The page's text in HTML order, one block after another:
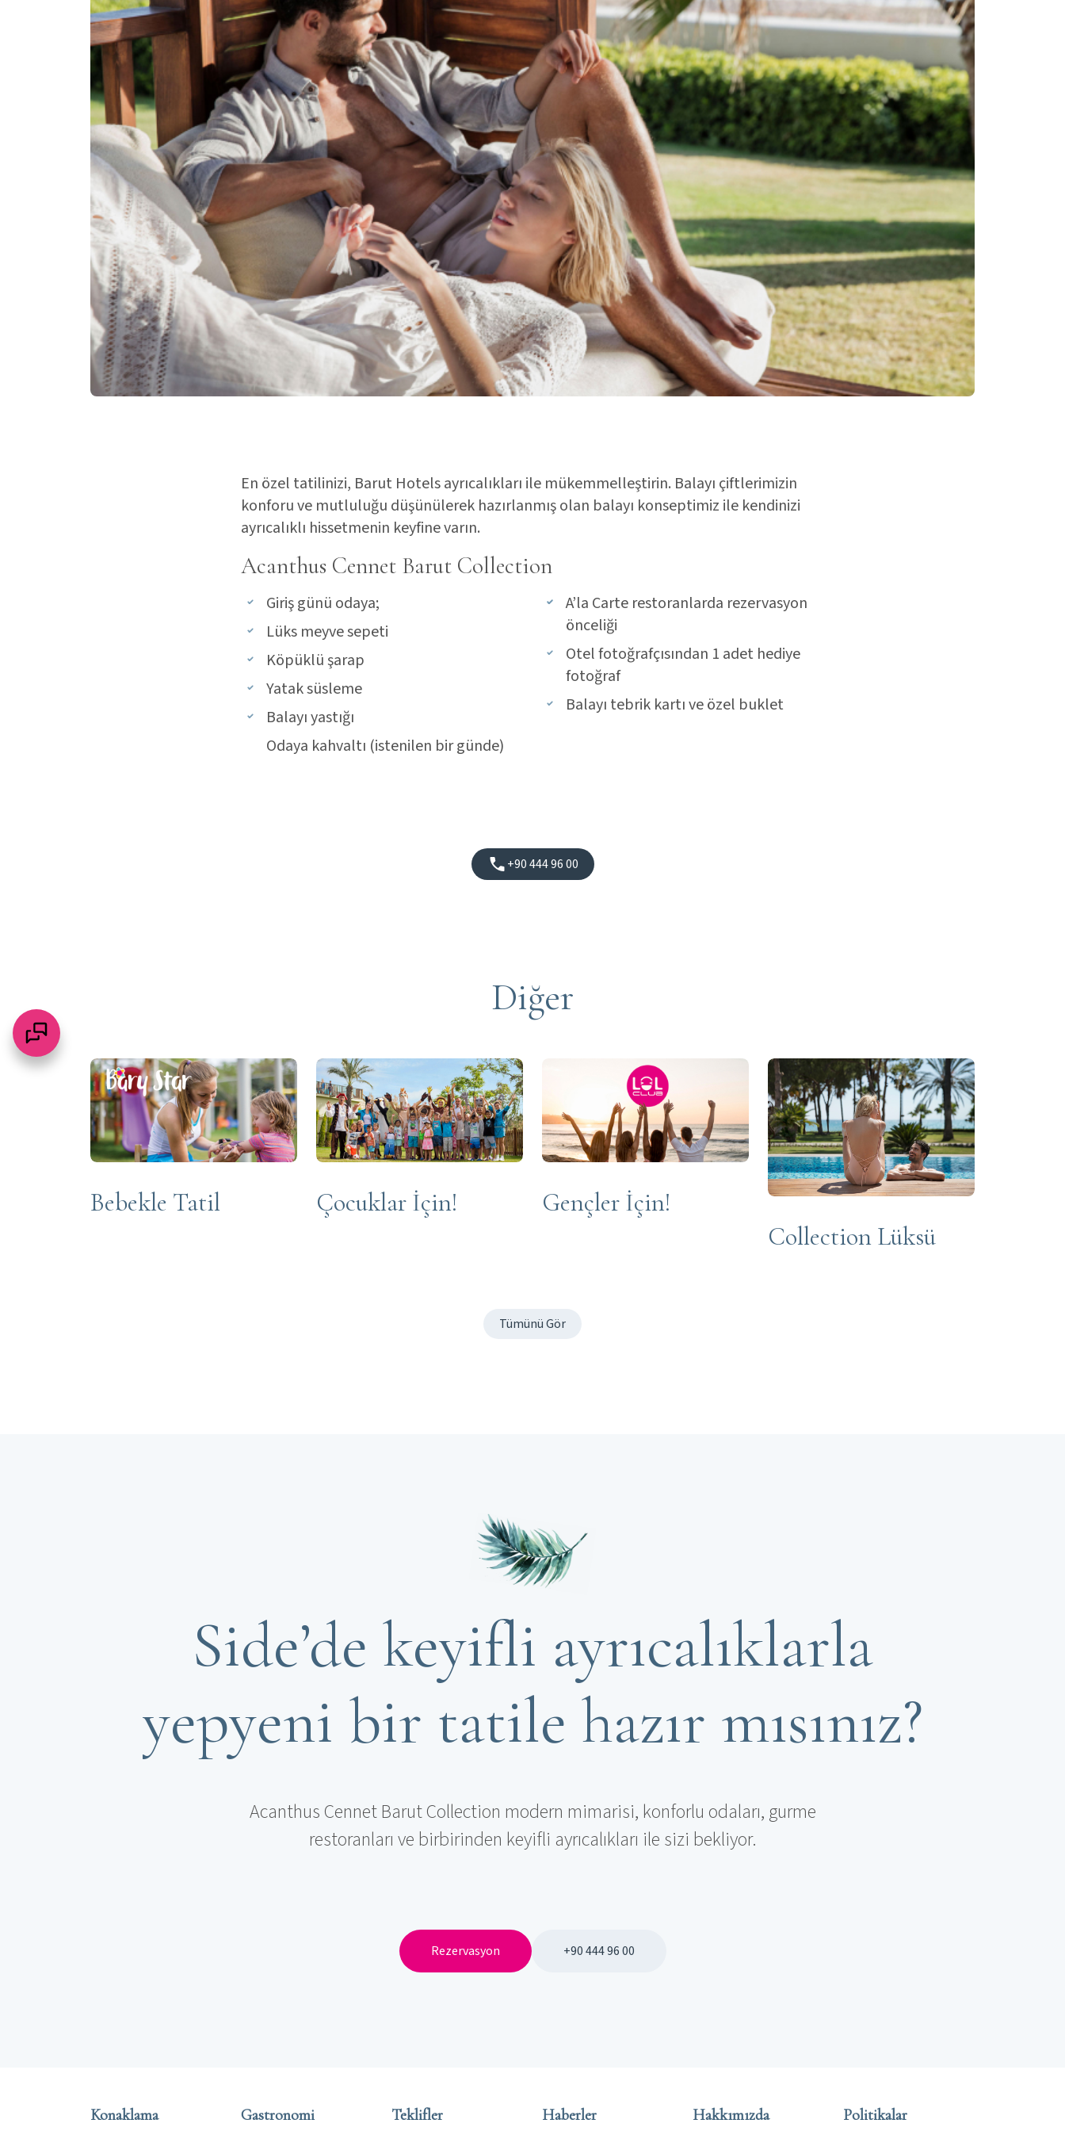
En özel tatilinizi, Barut Hotels ayrıcalıkları ile mükemmelleştirin. Balayı çiftlerimizin
konforu ve mutluluğu düşünülerek hazırlanmış olan balayı konseptimiz ile kendinizi
ayrıcalıklı hissetmenin keyfine varın.
Acanthus Cennet Barut Collection
Giriş günü odaya;
Lüks meyve sepeti
Köpüklü şarap
Yatak süsleme
Balayı yastığı
Odaya kahvaltı (istenilen bir günde)
A’la Carte restoranlarda rezervasyon
önceliği
Otel fotoğrafçısından 1 adet hediye
fotoğraf
Balayı tebrik kartı ve özel buklet
+90 444 96 00
Diğer
Bebekle Tatil Çocuklar İçin!
Gençler İçin!
Collection Lüksü
Tümünü Gör
Side’de keyifli ayrıcalıklarla
yepyeni bir tatile hazır mısınız?
Acanthus Cennet Barut Collection modern mimarisi, konforlu odaları, gurme
restoranları ve birbirinden keyifli ayrıcalıkları ile sizi bekliyor.
Rezervasyon +90 444 96 00
Konaklama Gastronomi Teklifler Haberler Hakkımızda Politikalar